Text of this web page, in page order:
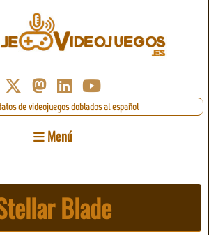
de videojuegos doblados al español
Menú
Blade